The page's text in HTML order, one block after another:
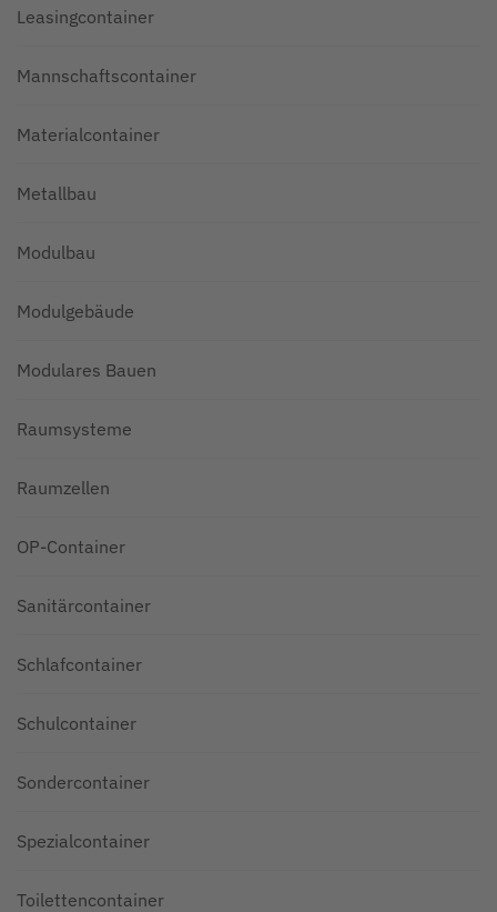
Leasingcontainer
Mannschaftscontainer
Materialcontainer
Metallbau
Modulbau
Modulgebäude
Modulares Bauen
Raumsysteme
Raumzellen
OP-Container
Sanitärcontainer
Schlafcontainer
Schulcontainer
Sondercontainer
Spezialcontainer
Toilettencontainer